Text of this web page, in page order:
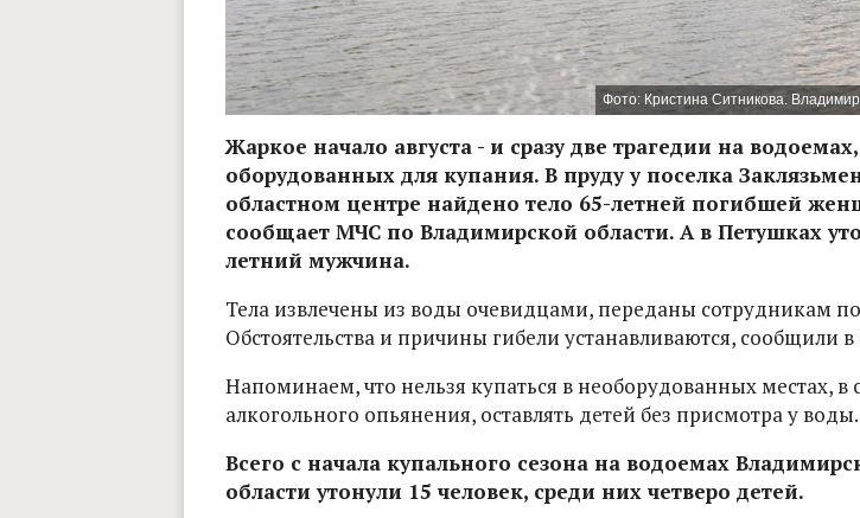
Фото: Кристина Ситникова.
Жаркое начало августа - и сразу две трагедии на
оборудованных для купания. В пруду у поселка
областном центре найдено тело 65-летней погибшей
сообщает МЧС по Владимирской области. А в Петушках
летний мужчина.
Тела извлечены из воды очевидцами, переданы сотрудникам
Обстоятельства и причины гибели устанавливаются, сообщили в
Напоминаем, что нельзя купаться в необорудованных местах, в
алкогольного опьянения, оставлять детей без присмотра у воды.
Всего с начала купального сезона на водоемах
области утонули 15 человек, среди них четверо детей.